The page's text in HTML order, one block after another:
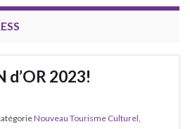
d’OR 2023!
Nouveau Tourisme Culturel,